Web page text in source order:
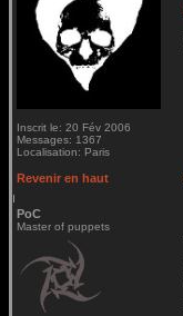
Inscrit le: 20 Fév 2006
Messages: 1367
Localisation: Paris
Revenir en haut
PoC
Master of puppets